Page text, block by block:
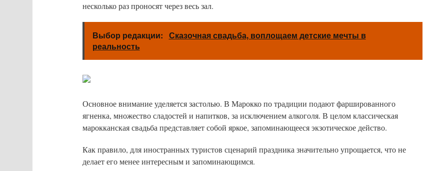
несколько раз проносят через весь зал.
Выбор редакции: Сказочная свадьба, воплощаем детские мечты в
реальность
Основное внимание уделяется застолью. В Марокко по традиции подают фаршированного
ягненка, множество сладостей и напитков, за исключением алкоголя. В целом классическая
марокканская свадьба представляет собой яркое, запоминающееся экзотическое действо.
Как правило, для иностранных туристов сценарий праздника значительно упрощается, что не
делает его менее интересным и запоминающимся.